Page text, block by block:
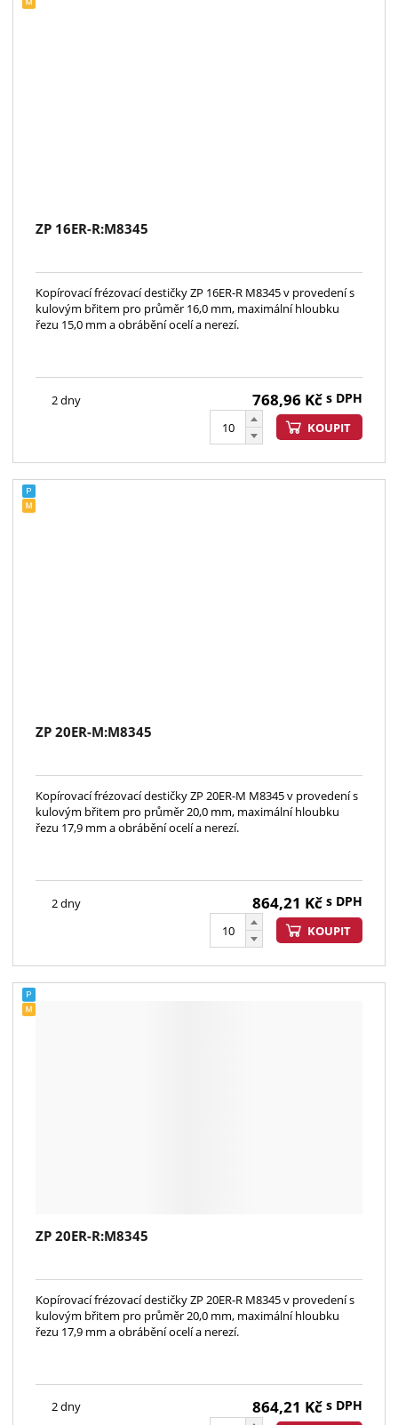
ZP 16ER-R:M8345
Kopírovací frézovací destičky ZP 16ER-R M8345 v provedení s
kulovým břitem pro průměr 16,0 mm, maximální hloubku
řezu 15,0 mm a obrábění ocelí a nerezí.
2 dny 768,96 Kč s DPH
KOUPIT
ZP 20ER-M:M8345
Kopírovací frézovací destičky ZP 20ER-M M8345 v provedení s
kulovým břitem pro průměr 20,0 mm, maximální hloubku
řezu 17,9 mm a obrábění ocelí a nerezí.
2 dny 864,21 Kč s DPH
KOUPIT
ZP 20ER-R:M8345
Kopírovací frézovací destičky ZP 20ER-R M8345 v provedení s
kulovým břitem pro průměr 20,0 mm, maximální hloubku
řezu 17,9 mm a obrábění ocelí a nerezí.
2 dny 864,21 Kč s DPH